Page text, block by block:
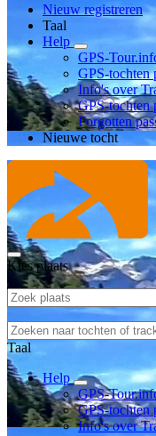
Nieuw registreren
Taal
Help
GPS-
GPS-tochten
Info's over
GPS-tochten
Forgotten
Nieuwe tocht
Kies plaats
Taal
Help
GPS-
GPS-tochten
Info's over